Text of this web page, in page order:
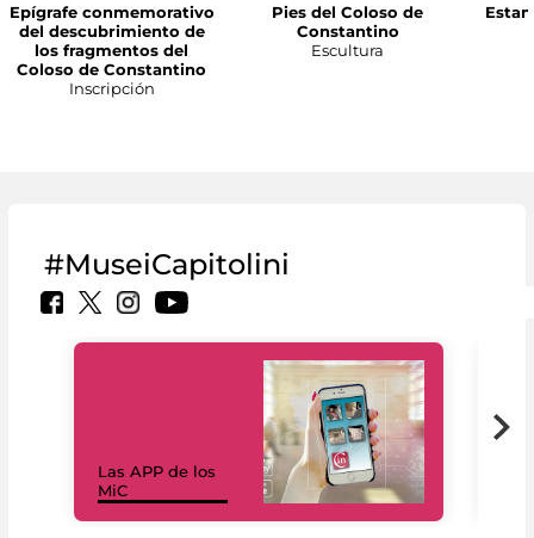
Epígrafe conmemorativo
del descubrimiento de
los fragmentos del
Coloso de Constantino
Inscripción
Pies del Coloso de
Constantino
Escultura
#MuseiCapitolini
Las APP de los
MiC